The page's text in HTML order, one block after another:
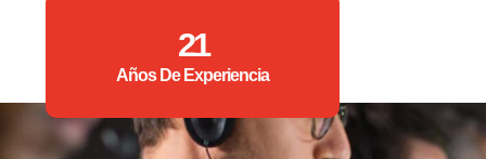
21
Años De Experiencia